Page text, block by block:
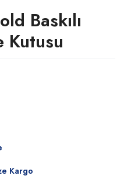
Baskılı
Kutusu
Kargo